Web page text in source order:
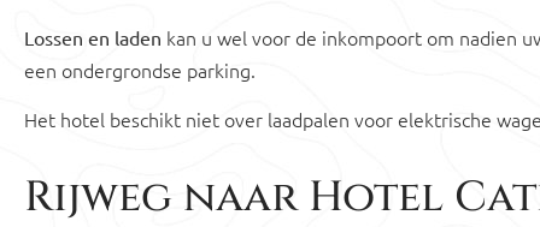
Lossen en laden kan u wel voor de inkompoort om nadien
een ondergrondse parking.
Het hotel beschikt niet over laadpalen voor elektrische
Rijweg naar Hotel